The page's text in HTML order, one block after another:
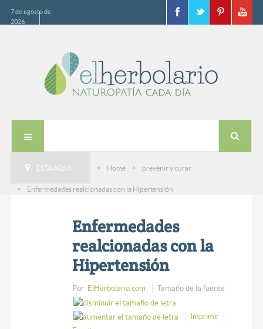
7 de agosto de
2026
ESTÁ AQUÍ: Home prevenir y curar
Enfermedades realcionadas con la Hipertensión
Enfermedades
realcionadas con la
Hipertensión
Por ElHerbolario.com Tamaño de la fuente
Imprimir